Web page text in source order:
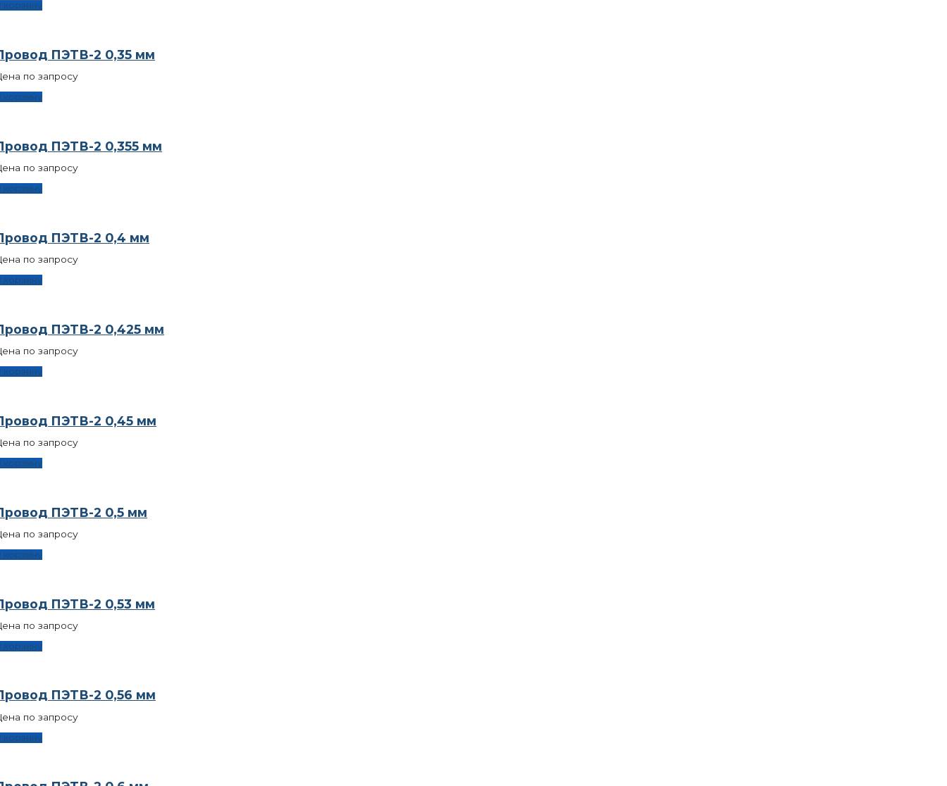
корзину
ПЭТВ-2 0,35 мм
по запросу
корзину
ПЭТВ-2 0,355 мм
по запросу
корзину
ПЭТВ-2 0,4 мм
по запросу
корзину
ПЭТВ-2 0,425 мм
по запросу
корзину
ПЭТВ-2 0,45 мм
по запросу
корзину
ПЭТВ-2 0,5 мм
по запросу
корзину
ПЭТВ-2 0,53 мм
по запросу
корзину
ПЭТВ-2 0,56 мм
по запросу
корзину